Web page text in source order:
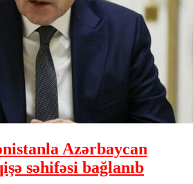
Azərbaycan
səhifəsi bağlanıb